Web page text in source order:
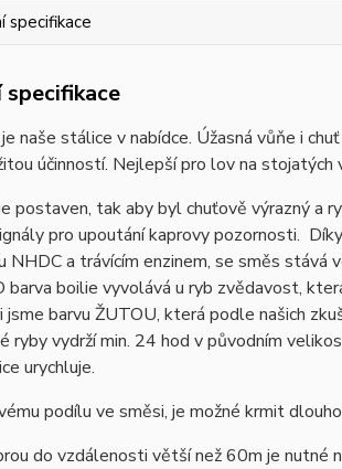
specifikace
naše stálice v nabídce. Úžasná vůňe i
účinností. Nejlepší pro lov na stojatých
postaven, tak aby byl chuťově výrazný a
pro upoutání kaprovy pozornosti.
NHDC a trávícím enzinem, se směs stává
barva boilie vyvolává u ryb zvědavost,
jsme barvu ŽUTOU, která podle našich
ryby vydrží min. 24 hod v původním
urychluje.
podílu ve směsi, je možné krmit
do vzdálenosti větší než 60m je nutné